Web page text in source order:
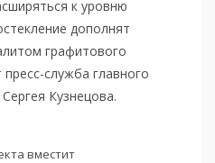
к уровню
дополнят
графитового
пресс-служба главного
Кузнецова.
вместит